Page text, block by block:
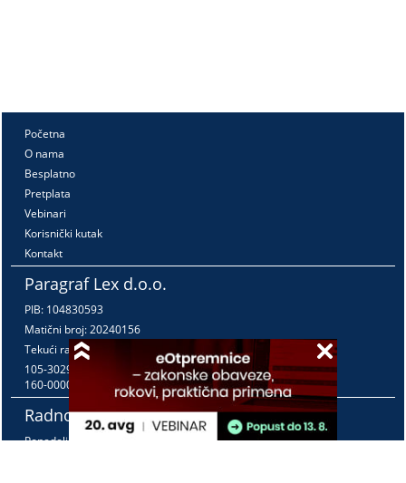
Početna
O nama
Besplatno
Pretplata
Vebinari
Korisnički kutak
Kontakt
Paragraf Lex d.o.o.
PIB: 104830593
Matični broj: 20240156
Tekući račun:
105-3029346-18
160-0000000380290-23
Radno vreme:
Ponedeljak - petak